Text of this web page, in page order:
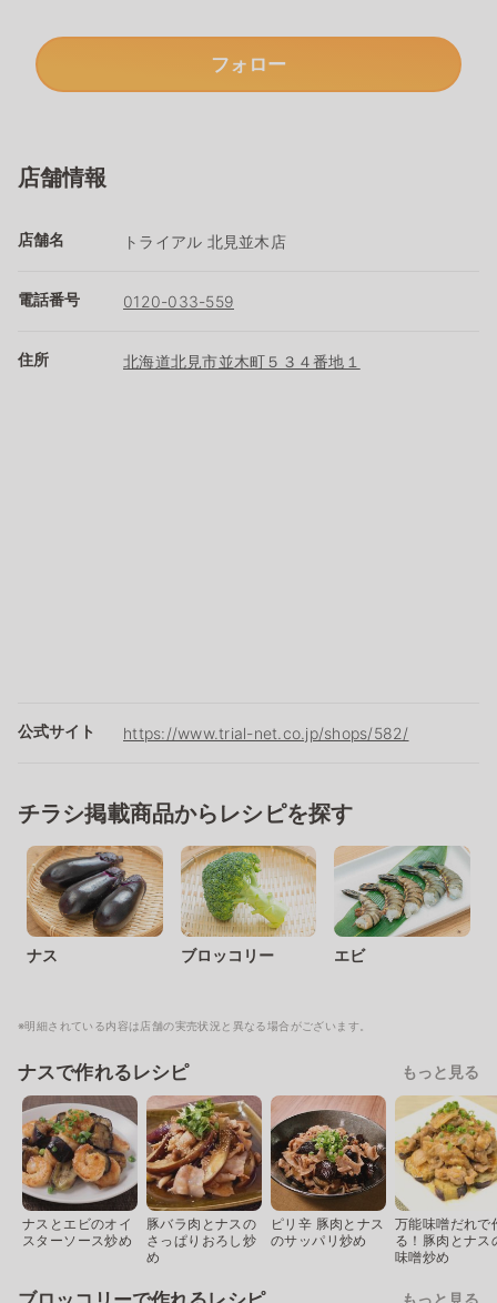
フォロー
店舗情報
店舗名 トライアル 北見並木店
電話番号 0120-033-559
住所 北海道北見市並木町５３４番地１
公式サイト https://www.trial-net.co.jp/shops/582/
チラシ掲載商品からレシピを探す
ナス ブロッコリー エビ
※明細されている内容は店舗の実売状況と異なる場合がございます。
ナスで作れるレシピ もっと見る
ナスとエビのオイ
スターソース炒め
豚バラ肉とナスの
さっぱりおろし炒
め
ピリ辛 豚肉とナス
のサッパリ炒め
万能味噌だれで
る！豚肉とナス
味噌炒め
もっと見る